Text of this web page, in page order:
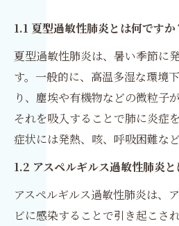
1.1 夏型過敏性肺炎とは何ですか
夏型過敏性肺炎は、暑い季節に
す。一般的に、高温多湿な環境
り、塵埃や有機物などの微粒子
それを吸入することで肺に炎症
症状には発熱、咳、呼吸困難など
1.2 アスペルギルス過敏性肺炎と
アスペルギルス過敏性肺炎は、
ビに感染することで引き起こさ